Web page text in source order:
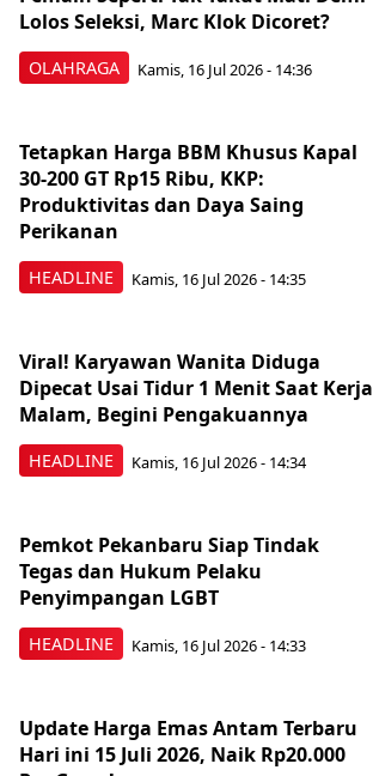
OLAHRAGA
Lolos Seleksi, Marc Klok Dicoret?
Kamis, 16 Jul 2026 - 14:36
HEADLINE
Tetapkan Harga BBM Khusus Kapal
30-200 GT Rp15 Ribu, KKP:
Produktivitas dan Daya Saing
Perikanan
Kamis, 16 Jul 2026 - 14:35
HEADLINE
Viral! Karyawan Wanita Diduga
Dipecat Usai Tidur 1 Menit Saat Kerja
Malam, Begini Pengakuannya
Kamis, 16 Jul 2026 - 14:34
HEADLINE
Pemkot Pekanbaru Siap Tindak
Tegas dan Hukum Pelaku
Penyimpangan LGBT
Kamis, 16 Jul 2026 - 14:33
Update Harga Emas Antam Terbaru
Hari ini 15 Juli 2026, Naik Rp20.000